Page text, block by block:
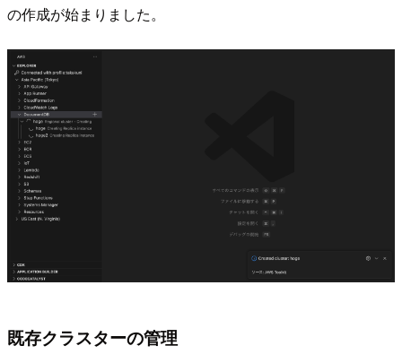
の作成が始まりました。
既存クラスターの管理